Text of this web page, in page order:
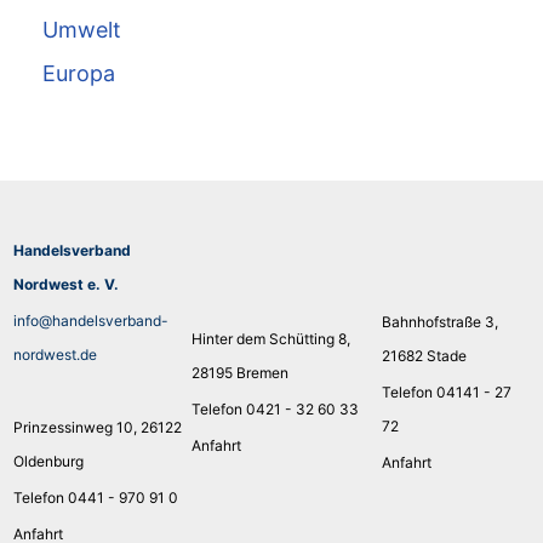
Umwelt
Europa
Handelsverband
Nordwest e. V.
info@handelsverband-
nordwest.de
Prinzessinweg 10, 26122
Oldenburg
Telefon 0441 - 970 91 0
Anfahrt
Hinter dem Schütting 8,
28195 Bremen
Telefon 0421 - 32 60 33
Anfahrt
Bahnhofstraße 3,
21682 Stade
Telefon 04141 - 27
72
Anfahrt